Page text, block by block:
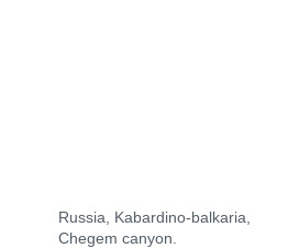
Russia, Kabardino-balkaria,
Chegem canyon.